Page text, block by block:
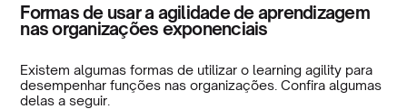
Formas de usar a agilidade de aprendizagem
nas organizações exponenciais
Existem algumas formas de utilizar o learning agility para
desempenhar funções nas organizações. Confira algumas
delas a seguir.